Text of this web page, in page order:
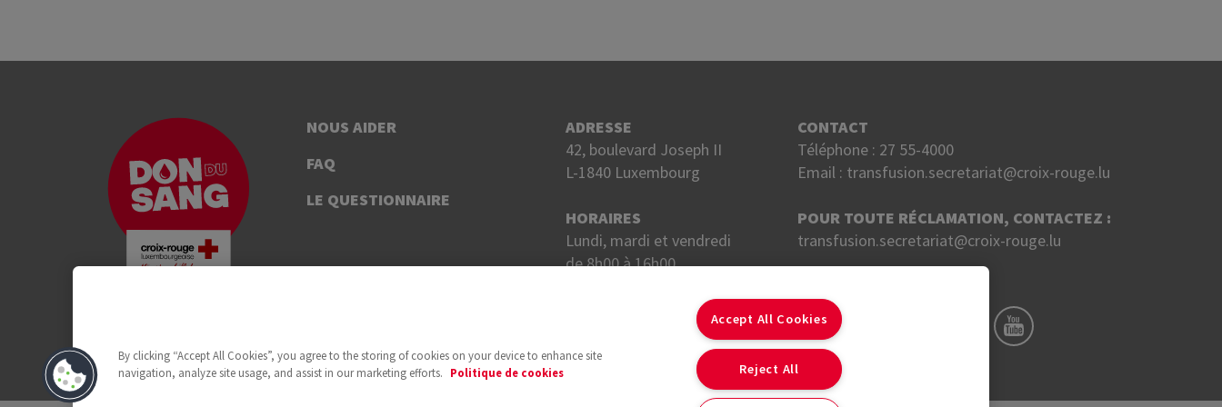
NOUS AIDER
FAQ
LE QUESTIONNAIRE
ADRESSE
42, boulevard Joseph II
L-1840 Luxembourg
HORAIRES
Lundi, mardi et vendredi
de 8h00 à 16h00.
CONTACT
Téléphone : 27 55-4000
Email : transfusion.secretariat@croix-rouge.lu
POUR TOUTE RÉCLAMATION, CONTACTEZ :
transfusion.secretariat@croix-rouge.lu
By clicking “Accept All Cookies”, you agree to the storing of cookies on your device to enhance site
navigation, analyze site usage, and assist in our marketing efforts.
Politique de cookies
Accept All Cookies
Reject All